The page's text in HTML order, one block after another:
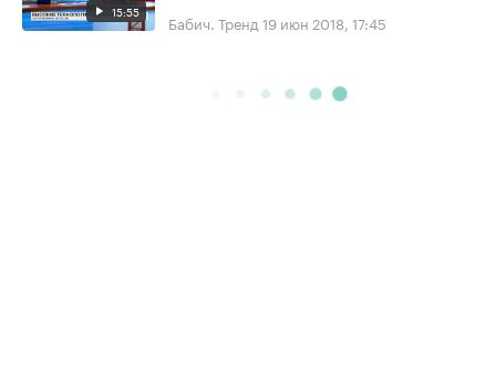
15:55 Бабич. Тренд 19 июн 2018, 17:45